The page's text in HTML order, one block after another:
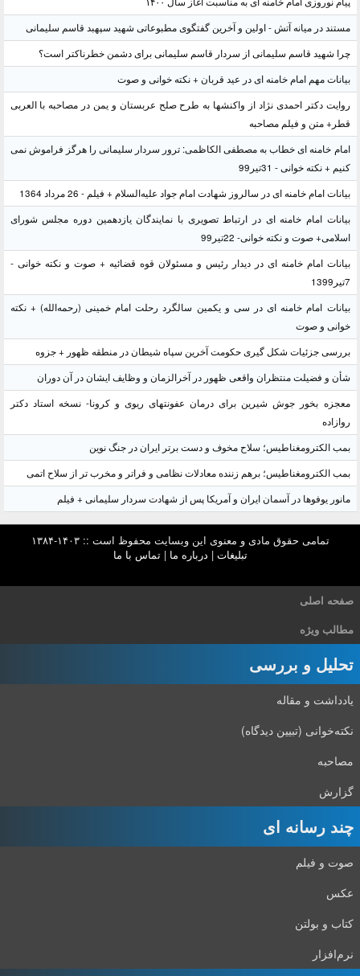
مستند در میانه آتش - اولین و آخرین گفتگوی مطبوعاتی شهید سپهبد قاسم سلیمانی
چرا شهید قاسم سلیمانی از سردار قاسم سلیمانی برای دشمن خطرناکتر است؟
بیانات مهم امام خامنه ای در عید قربان + نکته خوانی و صوت
روایت دکتر احمدی نژاد از واکنشها به طرح صلح عربستان و یمن در مصاحبه با العربی
قطر+ متن و فیلم مصاحبه
امام خامنه ای خطاب به مصطفی الکاظمی: ترور سردار سلیمانی را هرگز فراموش نمی
کنیم + نکته خوانی - 31تیر99
بیانات امام خامنه ای در سالروز شهادت امام جواد علیه‌السلام + فیلم - 26 مرداد 1364
بیانات امام خامنه ای در ارتباط تصویری با نمایندگان یازدهمین دوره مجلس شورای
اسلامی+ صوت و نکته خوانی- 22تیر99
بیانات امام خامنه ای در دیدار رئیس و مسئولان قوه قضائیه + صوت و نکته خوانی -
7تیر1399
بیانات امام خامنه ای در سی و یکمین سالگرد رحلت امام خمینی (رحمه‌الله) + نکته
خوانی و صوت
بررسی جزئیات شکل گیری حکومت آخرین سپاه شیطان در منطقه ظهور + جزوه
شأن و فضیلت منتظران واقعی ظهور در آخرالزمان و وظایف ایشان در آن دوران
معجزه بخور جوش شیرین برای درمان عفونتهای ریوی و کرونا- نسخه استاد دکتر
روازاده
بمب الکترومغناطیس؛ سلاح مخوف و دست برتر ایران در جنگ نوین
بمب الکترومغناطیس؛ برهم زننده معادلات نظامی و فراتر و مخرب تر از سلاح اتمی
مانور یوفوها در آسمان ایران و آمریکا پس از شهادت سردار سلیمانی + فیلم
تمامی حقوق مادی و معنوی این وبسایت محفوظ است :: ۱۴۰۳-۱۳۸۴
تبلیغات | درباره ما |تماس با ما
صفحه اصلی
مطالب ویژه
تحلیل و بررسی
یادداشت و مقاله
نکته‌خوانی (تبیین دیدگاه)
مصاحبه
گزارش
چند رسانه ای
صوت و فیلم
عکس
کتاب و بولتن
نرم‌افزار